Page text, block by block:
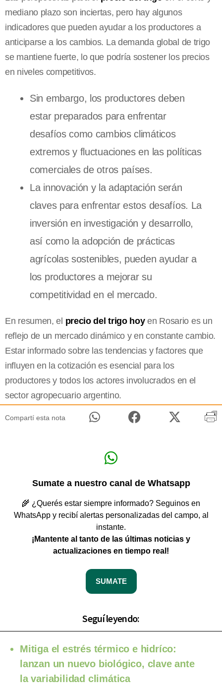
mediano plazo son inciertas, pero hay algunos
indicadores que pueden ayudar a los productores a
anticiparse a los cambios. La demanda global de trigo
se mantiene fuerte, lo que podría sostener los precios
en niveles competitivos.
Sin embargo, los productores deben
estar preparados para enfrentar
desafíos como cambios climáticos
extremos y fluctuaciones en las políticas
comerciales de otros países.
La innovación y la adaptación serán
claves para enfrentar estos desafíos. La
inversión en investigación y desarrollo,
así como la adopción de prácticas
agrícolas sostenibles, pueden ayudar a
los productores a mejorar su
competitividad en el mercado.
En resumen, el precio del trigo hoyen Rosario es un
reflejo de un mercado dinámico y en constante cambio.
Estar informado sobre las tendencias y factores que
influyen en la cotización es esencial para los
productores y todos los actores involucrados en el
sector agropecuario argentino.
Compartí esta nota
Sumate a nuestro canal de Whatsapp
🌾 ¿Querés estar siempre informado? Seguinos en
WhatsApp y recibí alertas personalizadas del campo, al
instante.
¡Mantente al tanto de las últimas noticias y
actualizaciones en tiempo real!
SUMATE
Seguí leyendo:
Mitiga el estrés térmico e hidríco:
lanzan un nuevo biológico, clave ante
la variabilidad climática